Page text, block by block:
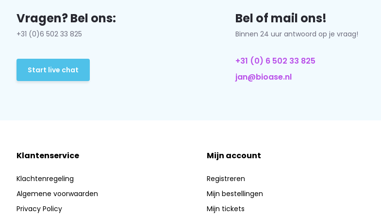
Vragen? Bel ons:
+31 (0)6 502 33 825
Start live chat
Bel of mail ons!
Binnen 24 uur antwoord op je vraag!
+31 (0) 6 502 33 825
jan@bioase.nl
Klantenservice
Klachtenregeling
Algemene voorwaarden
Privacy Policy
Mijn account
Registreren
Mijn bestellingen
Mijn tickets